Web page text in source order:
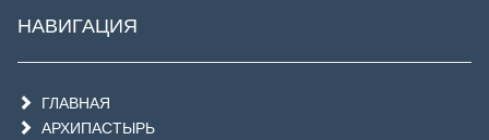
НАВИГАЦИЯ
ГЛАВНАЯ
АРХИПАСТЫРЬ